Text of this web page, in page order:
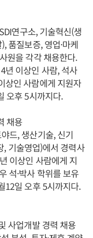
연구소, 기술혁신(생
품질보증, 영업·마케
원을 각각 채용한다.
년 이상인 사람, 석사
상인 사람에게 지원자
오후 5시까지다.
채용
드, 생산기술, 신기
, 기술영업)에서 경력사
이상인 사람에게 지
석·박사 학위를 보유
12일 오후 5시까지다.
사업개발 경력 채용